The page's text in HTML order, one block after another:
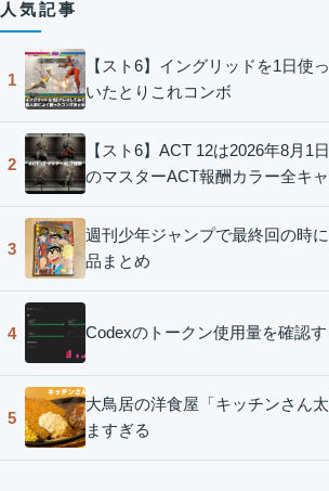
人気記事
1
【スト6】イングリッドを1日使
いたとりこれコンボ
2
【スト6】ACT 12は2026年8月1
のマスターACT報酬カラー全キ
3
週刊少年ジャンプで最終回の時
品まとめ
4 Codexのトークン使用量を確認
5
大鳥居の洋食屋「キッチンさん
ますぎる